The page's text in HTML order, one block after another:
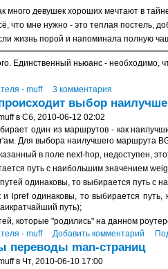
много девушек хороших мечтают в
что мне нужно - это теплая постель,
жизнь порой и напоминала полную
Единственный ньюанс - необходимо,
- muff 3 комментария
выбор
в Сб, 2010-06-12 02:02
один из маршрутов - как
Для выбора наилучшего маршрута
в поле next-hop, недоступен,
путь с наибольшим значением
одинаковы, то выбирается путь с
lpref одинаковы, то выбирается
путь);
которые "родились" на данном
- muff
Добавить комментарий
переводы man-страниц
в Чт, 2010-06-10 17:00